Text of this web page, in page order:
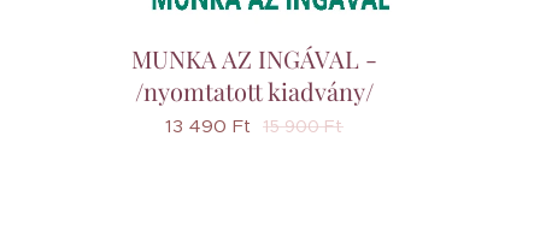
MUNKA AZ INGÁVAL -
/nyomtatott kiadvány/
13 490 Ft 15 900Ft